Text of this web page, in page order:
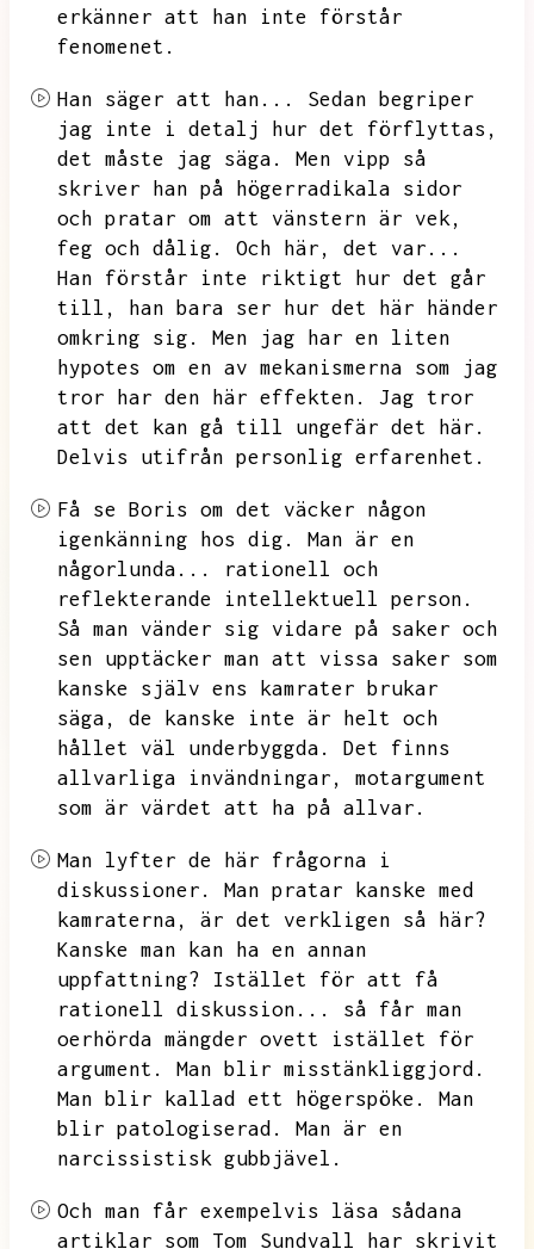
erkänner att han inte förstår
fenomenet.
Han säger att han...
Sedan begriper
jag inte i detalj hur det förflyttas,
det måste jag säga.
Men vipp så
skriver han på högerradikala sidor
och pratar om att vänstern är vek,
feg och dålig.
Och här,
det var...
Han förstår inte riktigt hur det går
till,
han bara ser hur det här händer
omkring sig.
Men jag har en liten
hypotes om en av mekanismerna som jag
tror har den här effekten.
Jag tror
att det kan gå till ungefär det här.
Delvis utifrån personlig erfarenhet.
Få se Boris om det väcker någon
igenkänning hos dig.
Man är en
någorlunda...
rationell och
reflekterande intellektuell person.
Så man vänder sig vidare på saker och
sen upptäcker man att vissa saker som
kanske själv ens kamrater brukar
säga,
de kanske inte är helt och
hållet väl underbyggda.
Det finns
allvarliga invändningar,
motargument
som är värdet att ha på allvar.
Man lyfter de här frågorna i
diskussioner.
Man pratar kanske med
kamraterna,
är det verkligen så här?
Kanske man kan ha en annan
uppfattning?
Istället för att få
rationell diskussion...
så får man
oerhörda mängder ovett istället för
argument.
Man blir misstänkliggjord.
Man blir kallad ett högerspöke.
Man
blir patologiserad.
Man är en
narcissistisk gubbjävel.
Och man får exempelvis läsa sådana
artiklar som Tom Sundvall har skrivit